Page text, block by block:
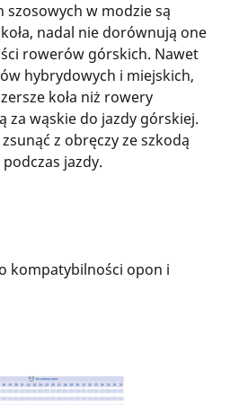
szosowych w modzie są
nadal nie dorównują one
rowerów górskich. Nawet
hybrydowych i miejskich,
koła niż rowery
za wąskie do jazdy górskiej.
z obręczy ze szkodą
jazdy.
kompatybilności opon i